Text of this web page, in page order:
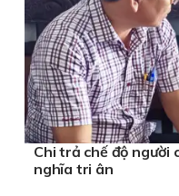
Chi trả chế độ người
nghĩa tri ân